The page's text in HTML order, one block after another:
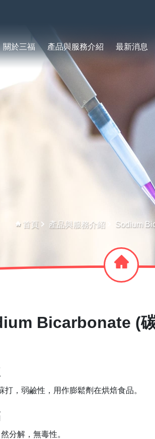
關於三福 產品與服務介紹 最新消息
首頁 產品與服務介紹 Sodium
Bicarbonate (
打，弱鹼性，用作膨鬆劑在烘焙食品。
然分解，無毒性。